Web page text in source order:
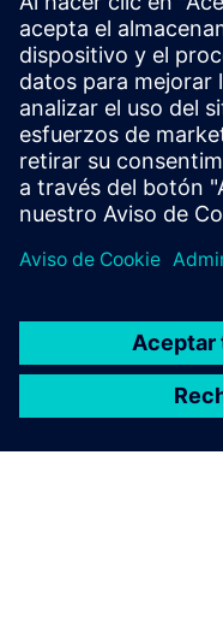
fabricación
Obtenga más
ingeniería en diseño